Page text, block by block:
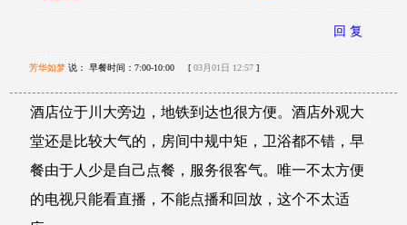
回 复
芳华如梦 说： 早餐时间：7:00-10:00 [ 03月01日 12:57 ]
酒店位于川大旁边，地铁到达也很方便。酒店外观大
堂还是比较大气的，房间中规中矩，卫浴都不错，早
餐由于人少是自己点餐，服务很客气。唯一不太方便
的电视只能看直播，不能点播和回放，这个不太适